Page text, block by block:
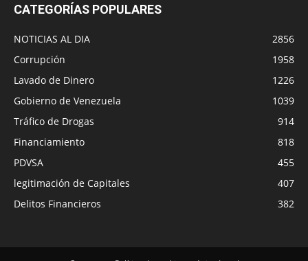
CATEGORÍAS POPULARES
NOTICIAS AL DIA
2856
Corrupción
1958
Lavado de Dinero
1226
Gobierno de Venezuela
1039
Tráfico de Drogas
914
Financiamiento
818
PDVSA
455
legitimación de Capitales
407
Delitos Financieros
382